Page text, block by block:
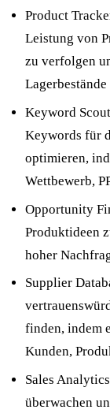
Product
Leistung von
zu verfolgen
Keyword
Keywords für
optimieren,
Wettbewerb,
Opportunity
Produktideen
hoher
Supplier
finden, indem
Kunden,
Sales
überwachen